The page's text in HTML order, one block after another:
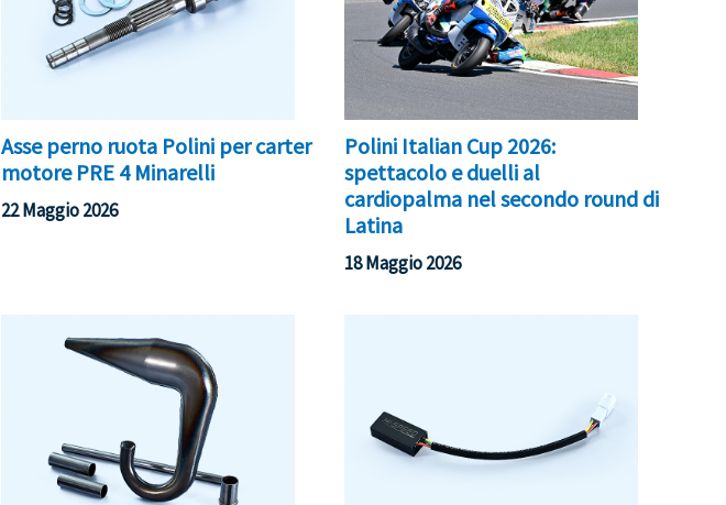
Asse perno ruota Polini per carter
motore PRE 4 Minarelli
22 Maggio 2026
Polini Italian Cup 2026:
spettacolo e duelli al
cardiopalma nel secondo round di
Latina
18 Maggio 2026